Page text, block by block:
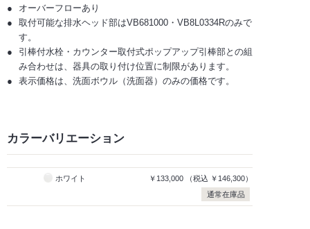
オーバーフローあり
取付可能な排水ヘッド部はVB681000・VB8L0334Rのみで
す。
引棒付水栓・カウンター取付式ポップアップ引棒部との組
み合わせは、器具の取り付け位置に制限があります。
表示価格は、洗面ボウル（洗面器）のみの価格です。
カラーバリエーション
ホワイト ￥133,000 （税込 ￥146,300）
通常在庫品